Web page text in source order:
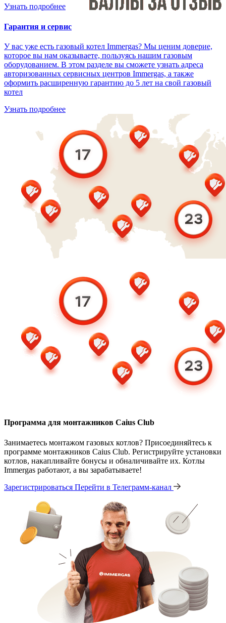
Узнать подробнее
Гарантия и сервис
У вас уже есть газовый котел Immergas? Мы ценим доверие,
которое вы нам оказываете, пользуясь нашим газовым
оборудованием. В этом разделе вы сможете узнать адреса
авторизованных сервисных центров Immergas, а также
оформить расширенную гарантию до 5 лет на свой газовый
котел
Узнать подробнее
Программа для монтажников Caius Club
Занимаетесь монтажом газовых котлов? Присоединяйтесь к
программе монтажников Caius Club. Регистрируйте установки
котлов, накапливайте бонусы и обналичивайте их. Котлы
Immergas работают, а вы зарабатываете!
Зарегистрироваться Перейти в Телеграмм-канал